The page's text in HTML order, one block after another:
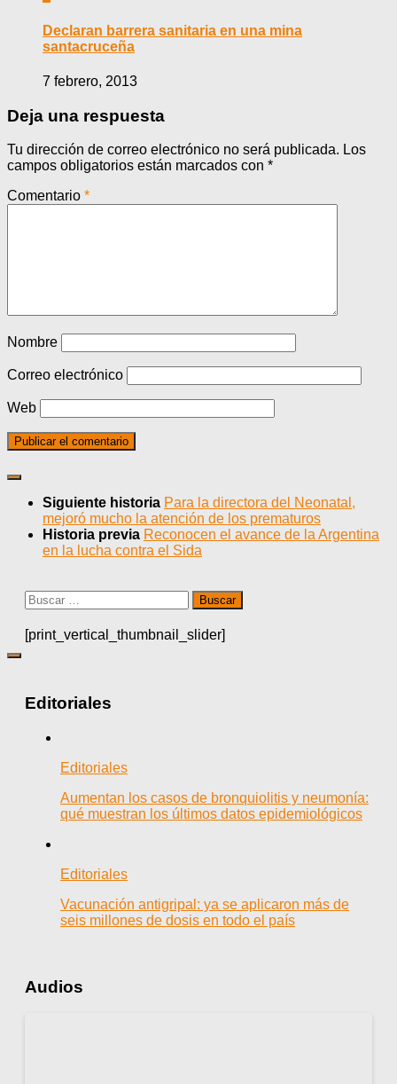
Declaran barrera sanitaria en una mina
santacruceña
7 febrero, 2013
Deja una respuesta
Tu dirección de correo electrónico no será publicada. Los
campos obligatorios están marcados con *
Comentario *
Nombre
Correo electrónico
Web
Siguiente historia Para la directora del Neonatal,
mejoró mucho la atención de los prematuros
Historia previa Reconocen el avance de la Argentina
en la lucha contra el Sida
Buscar:
[print_vertical_thumbnail_slider]
Editoriales
Editoriales
Aumentan los casos de bronquiolitis y neumonía:
qué muestran los últimos datos epidemiológicos
Editoriales
Vacunación antigripal: ya se aplicaron más de
seis millones de dosis en todo el país
Audios